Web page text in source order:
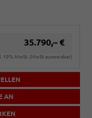
35.790,– €
19% MwSt. (MwSt ausweisbar)
AN